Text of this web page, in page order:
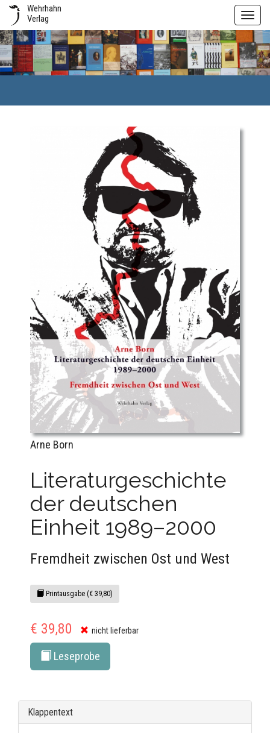
Wehrhahn
Verlag
Arne Born
Literaturgeschichte
der deutschen
Einheit 1989–2000
Fremdheit zwischen Ost und West
Printausgabe (€ 39,80)
€ 39,80 nicht lieferbar
Leseprobe
Klappentext